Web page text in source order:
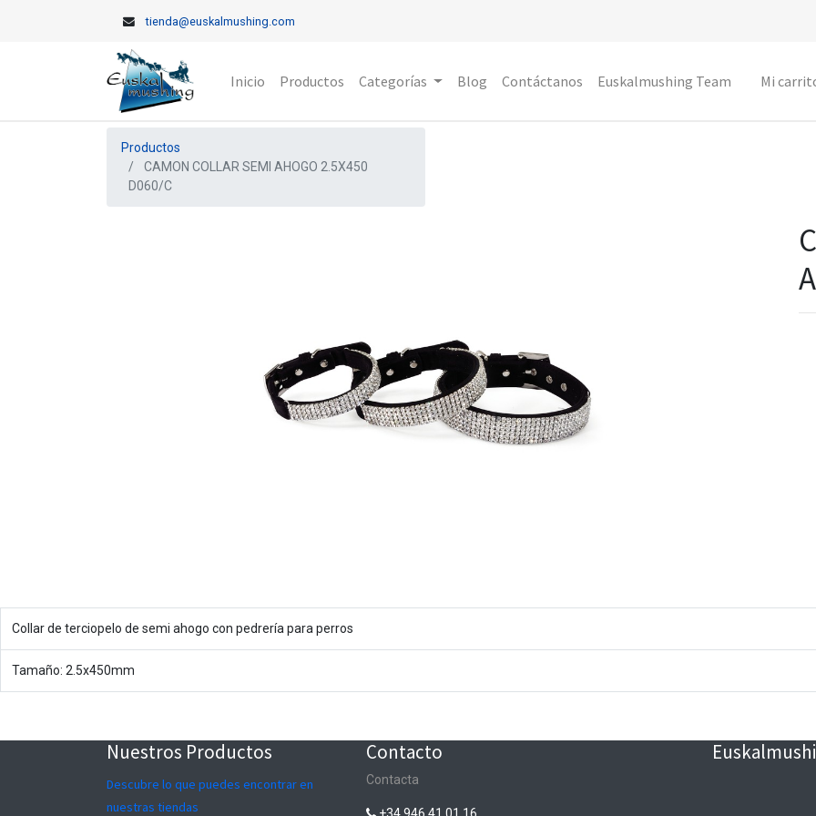
tienda@euskalmushing.com
Inicio Productos Categorías Blog Contáctanos Euskalmushing Team Mi
Productos
CAMON COLLAR SEMI AHOGO 2.5X450
D060/C
Collar de terciopelo de semi ahogo con pedrería para perros
Tamaño: 2.5x450mm
Nuestros Productos
Descubre lo que puedes encontrar en
nuestras tiendas
Contacto
Contacta